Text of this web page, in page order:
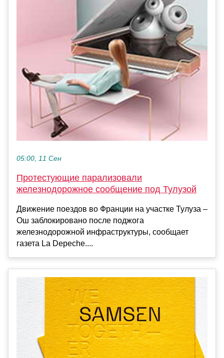
05:00, 11 Сен
Протестующие парализовали
железнодорожное сообщение под Тулузой
Движение поездов во Франции на участке Тулуза –
Ош заблокировано после поджога
железнодорожной инфраструктуры, сообщает
газета La Depeche....